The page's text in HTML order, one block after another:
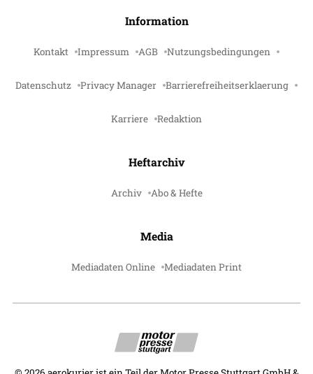
Information
Kontakt Impressum AGB Nutzungsbedingungen
Datenschutz Privacy Manager Barrierefreiheitserklaerung
Karriere Redaktion
Heftarchiv
Archiv Abo & Hefte
Media
Mediadaten Online Mediadaten Print